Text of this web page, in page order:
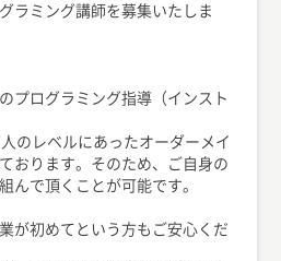
ラミング講師を募集いたしま
プログラミング指導（インスト
のレベルにあったオーダーメイ
おります。そのため、ご自身の
んで頂くことが可能です。
が初めてという方もご安心くだ